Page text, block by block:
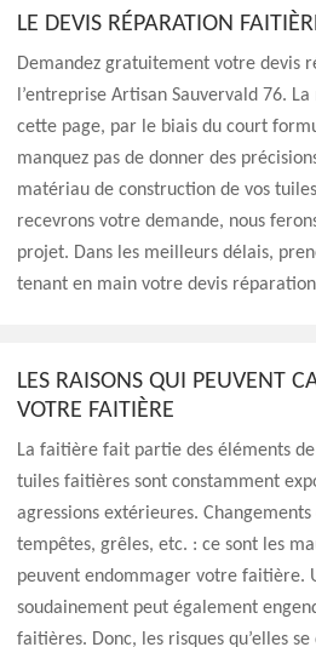
LE DEVIS RÉPARATION
Demandez gratuitement votre devis
l’entreprise Artisan Sauvervald 76.
cette page, par le biais du court
manquez pas de donner des
matériau de construction de vos
recevrons votre demande, nous
projet. Dans les meilleurs délais,
tenant en main votre devis
LES RAISONS QUI PEUVENT
VOTRE FAITIÈRE
La faitière fait partie des éléments
tuiles faitières sont constamment
agressions extérieures.
tempêtes, grêles, etc. : ce sont les
peuvent endommager votre faitière.
soudainement peut également
faitières. Donc, les risques qu’elles